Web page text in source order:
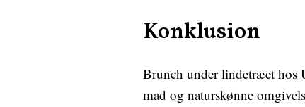
Konklusion
Brunch under lindetræet
mad og naturskønne